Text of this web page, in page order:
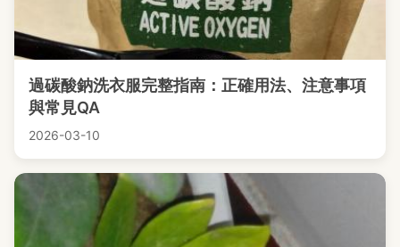
過碳酸鈉洗衣服完整指南：正確用法、注意事項
與常見QA
2026-03-10